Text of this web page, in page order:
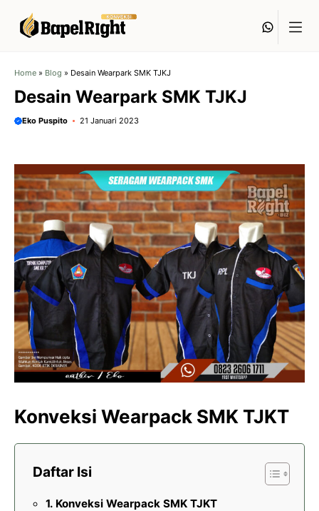
Home » Blog » Desain Wearpark SMK TJKJ
Desain Wearpark SMK TJKJ
Eko Puspito 21 Januari 2023
Konveksi Wearpack SMK TJKT
Daftar Isi
Konveksi Wearpack SMK TJKT